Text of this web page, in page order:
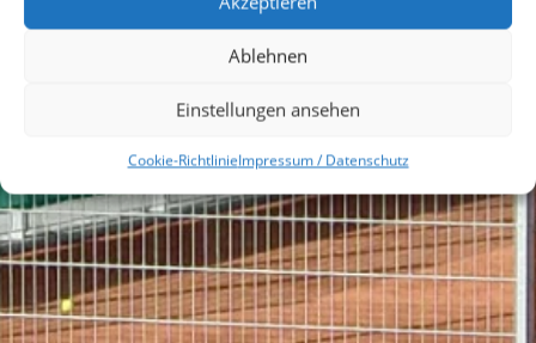
Ablehnen
Einstellungen ansehen
Cookie-RichtlinieImpressum / Datenschutz
TC MAHLOW
1957 E.V.